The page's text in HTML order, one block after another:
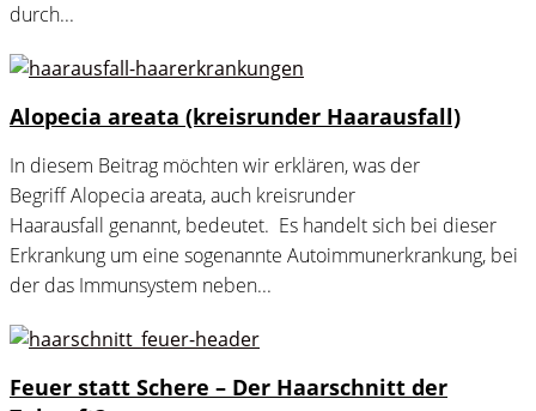
durch...
Alopecia areata (kreisrunder Haarausfall)
In diesem Beitrag möchten wir erklären, was der
Begriff Alopecia areata, auch kreisrunder
Haarausfall genannt, bedeutet. Es handelt sich bei dieser
Erkrankung um eine sogenannte Autoimmunerkrankung, bei
der das Immunsystem neben...
Feuer statt Schere – Der Haarschnitt der